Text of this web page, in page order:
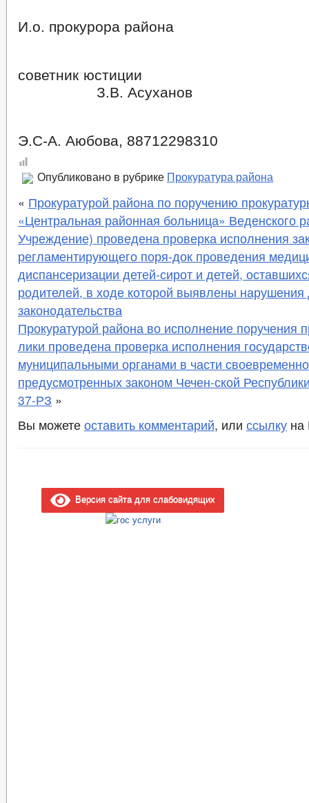
И.о. прокурора района
советник
З.В. Асуханов
Э.С-А. Аюбова, 88712298310
Опубликовано в рубрике Прокуратура района
« Прокуратурой района по поручению
«Центральная районная больница» Веденского
Учреждение) проведена проверка исполнения
регламентирующего поря-док проведения
диспансеризации детей-сирот и детей,
родителей, в ходе которой выявлены
законодательства
Прокуратурой района во исполнение поручения
лики проведена проверка исполнения
муниципальными органами в части
предусмотренных законом Чечен-ской
37-РЗ »
Вы можете оставить комментарий, или ссылку на
Версия сайта для слабовидящих